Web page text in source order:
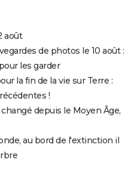
août
de photos le 10 août :
les garder
la fin de la vie sur Terre :
!
depuis le Moyen Âge,
au bord de l'extinction il